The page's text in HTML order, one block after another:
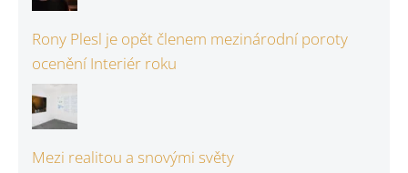
Rony Plesl je opět členem mezinárodní poroty
ocenění Interiér roku
Mezi realitou a snovými světy